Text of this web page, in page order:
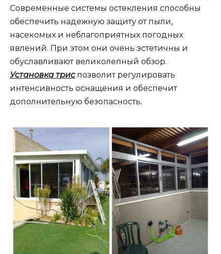
Современные системы остекления способны
обеспечить надежную защиту от пыли,
насекомых и неблагоприятных погодных
явлений. При этом они очень эстетичны и
обуславливают великолепный обзор.
Установка триспозволит регулировать
интенсивность оснащения и обеспечит
дополнительную безопасность.